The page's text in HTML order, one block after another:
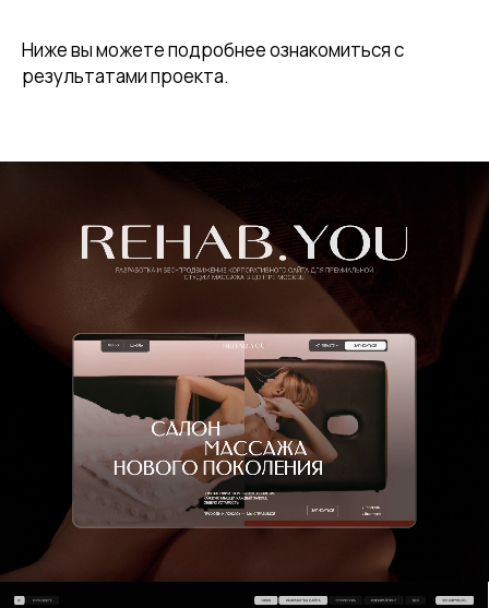
Ниже вы можете подробнее ознакомиться с
результатами проекта.